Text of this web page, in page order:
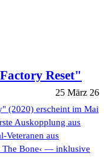
Reset"
25 März 26
(2020) erscheint im Mai
Auskopplung aus
Veteranen aus
The Bone‹ — inklusive